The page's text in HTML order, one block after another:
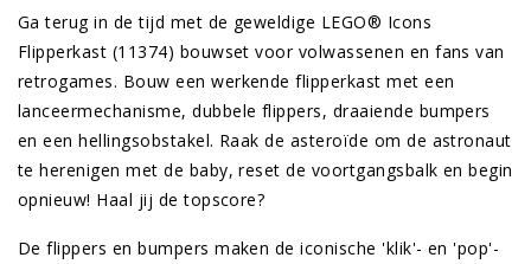
Ga terug in de tijd met de geweldige LEGO® Icons
Flipperkast (11374) bouwset voor volwassenen en fans van
retrogames. Bouw een werkende flipperkast met een
lanceermechanisme, dubbele flippers, draaiende bumpers
en een hellingsobstakel. Raak de asteroïde om de astronaut
te herenigen met de baby, reset de voortgangsbalk en begin
opnieuw! Haal jij de topscore?
De flippers en bumpers maken de iconische 'klik'- en 'pop'-